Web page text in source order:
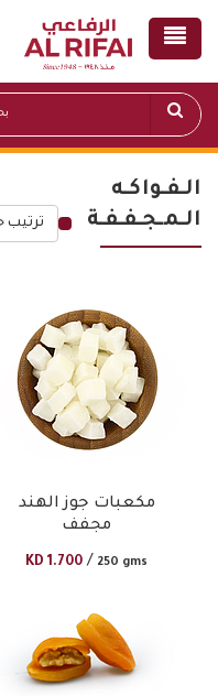
الـفـواكـه
الـمـجـفـفـة
ترتيب
مكعبات جوز الهند
مجفف
KD 1.700 / 250 gms